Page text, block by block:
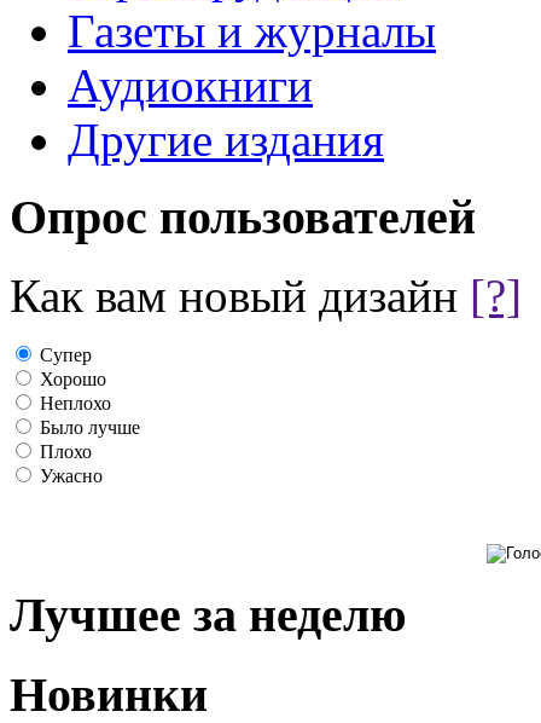
Газеты и журналы
Аудиокниги
Другие издания
Опрос пользователей
Как вам новый дизайн [?]
Супер
Хорошо
Неплохо
Было лучше
Плохо
Ужасно
Лучшее за неделю
Новинки